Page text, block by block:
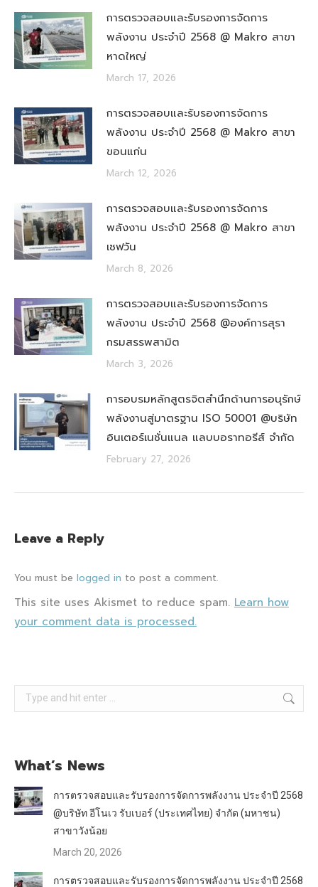
การตรวจสอบและรับรองการจัดการ
พลังงาน ประจำปี 2568 @ Makro สาขา
หาดใหญ่
March 17, 2026
การตรวจสอบและรับรองการจัดการ
พลังงาน ประจำปี 2568 @ Makro สาขา
ขอนแก่น
March 12, 2026
การตรวจสอบและรับรองการจัดการ
พลังงาน ประจำปี 2568 @ Makro สาขา
เซฟวัน
March 8, 2026
การตรวจสอบและรับรองการจัดการ
พลังงาน ประจำปี 2568 @องค์การสุรา
กรมสรรพสามิต
March 3, 2026
การอบรมหลักสูตรจิตสำนึกด้านการอนุรักษ์
พลังงานสู่มาตรฐาน ISO 50001 @บริษัท
อินเตอร์เนชั่นแนล แลบบอราทอรีส์ จำกัด
February 27, 2026
Leave a Reply
You must be logged in to post a comment.
This site uses Akismet to reduce spam. Learn how
your comment data is processed.
Search:
What’s News
การตรวจสอบและรับรองการจัดการพลังงาน ประจำปี 2568
@บริษัท อีโนเว รับเบอร์ (ประเทศไทย) จำกัด (มหาชน)
สาขาวังน้อย
March 20, 2026
การตรวจสอบและรับรองการจัดการพลังงาน ประจำปี 2568